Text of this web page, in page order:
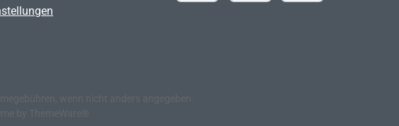
wenn nicht anders angegeben.
by ThemeWare®